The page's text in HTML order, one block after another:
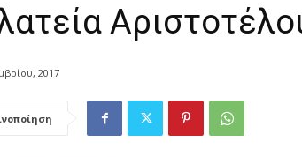
2017